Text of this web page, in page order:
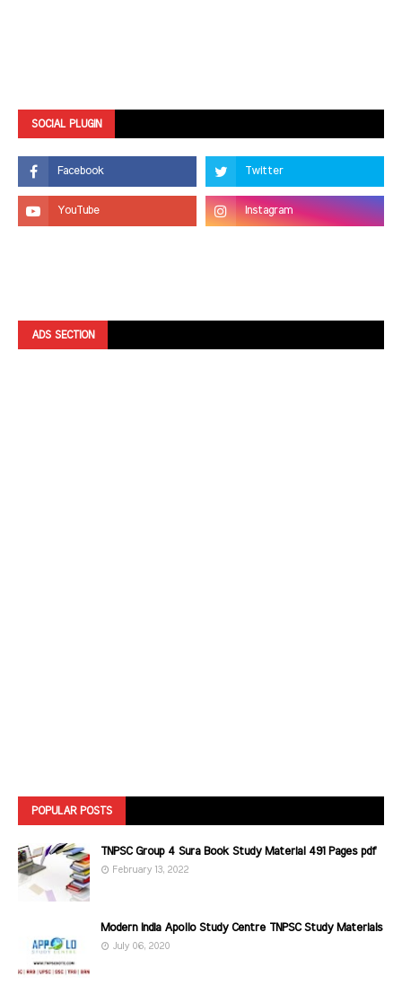
SOCIAL PLUGIN
ADS SECTION
POPULAR POSTS
TNPSC Group 4 Sura Book Study Material 491 Pages pdf
February 13, 2022
Modern India Apollo Study Centre TNPSC Study Materials
July 06, 2020